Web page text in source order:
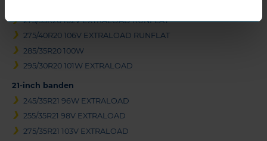
275/35R20 102V EXTRALOAD RUNFLAT
275/40R20 106V EXTRALOAD RUNFLAT
285/35R20 100W
295/30R20 101W EXTRALOAD
21-inch banden
245/35R21 96W EXTRALOAD
255/35R21 98V EXTRALOAD
275/35R21 103V EXTRALOAD